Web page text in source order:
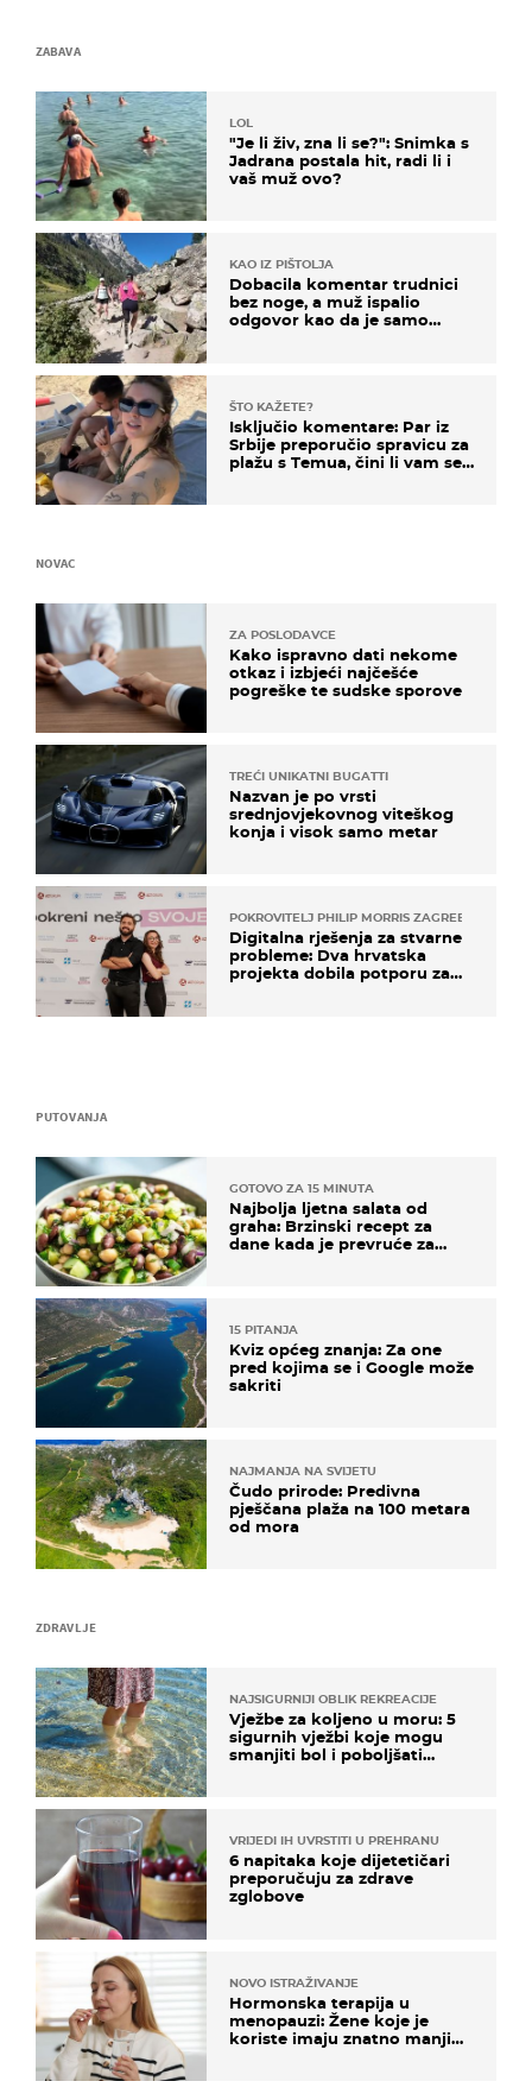
ZDRAVLJE
NAJSIGURNIJI OBLIK REKREACIJE
Vježbe za koljeno u moru: 5
sigurnih vježbi koje mogu
smanjiti bol i poboljšati
VRIJEDI IH UVRSTITI U PREHRANU
6 napitaka koje dijetetičari
preporučuju za zdrave
zglobove
NOVO ISTRAŽIVANJE
Hormonska terapija u
menopauzi: Žene koje je
koriste imaju znatno manji
ZABAVA
LOL
"Je li živ, zna li se?": Snimka s
Jadrana postala hit, radi li i
vaš muž ovo?
KAO IZ PIŠTOLJA
Dobacila komentar trudnici
bez noge, a muž ispalio
odgovor kao da je samo
ŠTO KAŽETE?
Isključio komentare: Par iz
Srbije preporučio spravicu za
plažu s Temua, čini li vam se
PUTOVANJA
GOTOVO ZA 15 MINUTA
Najbolja ljetna salata od
graha: Brzinski recept za
dane kada je prevruće za
15 PITANJA
Kviz općeg znanja: Za one
pred kojima se i Google može
sakriti
NAJMANJA NA SVIJETU
Čudo prirode: Predivna
pješčana plaža na 100 metara
od mora
NOVAC
ZA POSLODAVCE
Kako ispravno dati nekome
otkaz i izbjeći najčešće
pogreške te sudske sporove
TREĆI UNIKATNI BUGATTI
Nazvan je po vrsti
srednjovjekovnog viteškog
konja i visok samo metar
POKROVITELJ PHILIP MORRIS ZAGREB
Digitalna rješenja za stvarne
probleme: Dva hrvatska
projekta dobila potporu za